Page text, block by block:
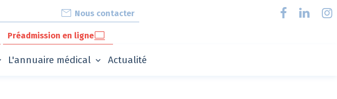
mail Nous contacter
Préadmission en lignecomputer
L'annuaire médical Actualité